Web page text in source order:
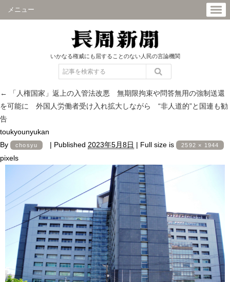
メニュー
いかなる権威にも屈することのない人民の言論機関
←
「人権国家」返上の入管法改悪 無期限拘束や問答無用の強制送還
を可能に 外国人労働者受け入れ拡大しながら “非人道的”と国連も勧
告
toukyounyukan
By
chosyu | Published 2023年5月8日 | Full size is 2592 × 1944
pixels